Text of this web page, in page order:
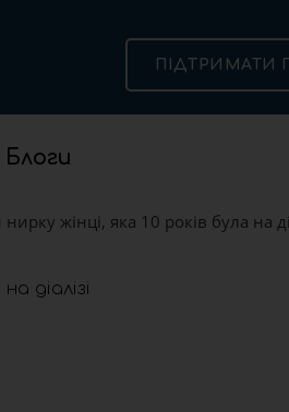
Блоги
ПІДТРИМАТИ
жінці, яка 10 років була на